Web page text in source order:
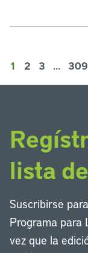
1 2 3 … 309
lista
Suscribirse
Programa para
vez que la